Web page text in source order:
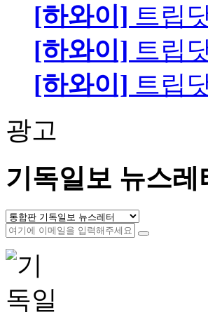
[하와이] 트립
[하와이] 트립
[하와이] 트립
광고
기독일보 뉴스